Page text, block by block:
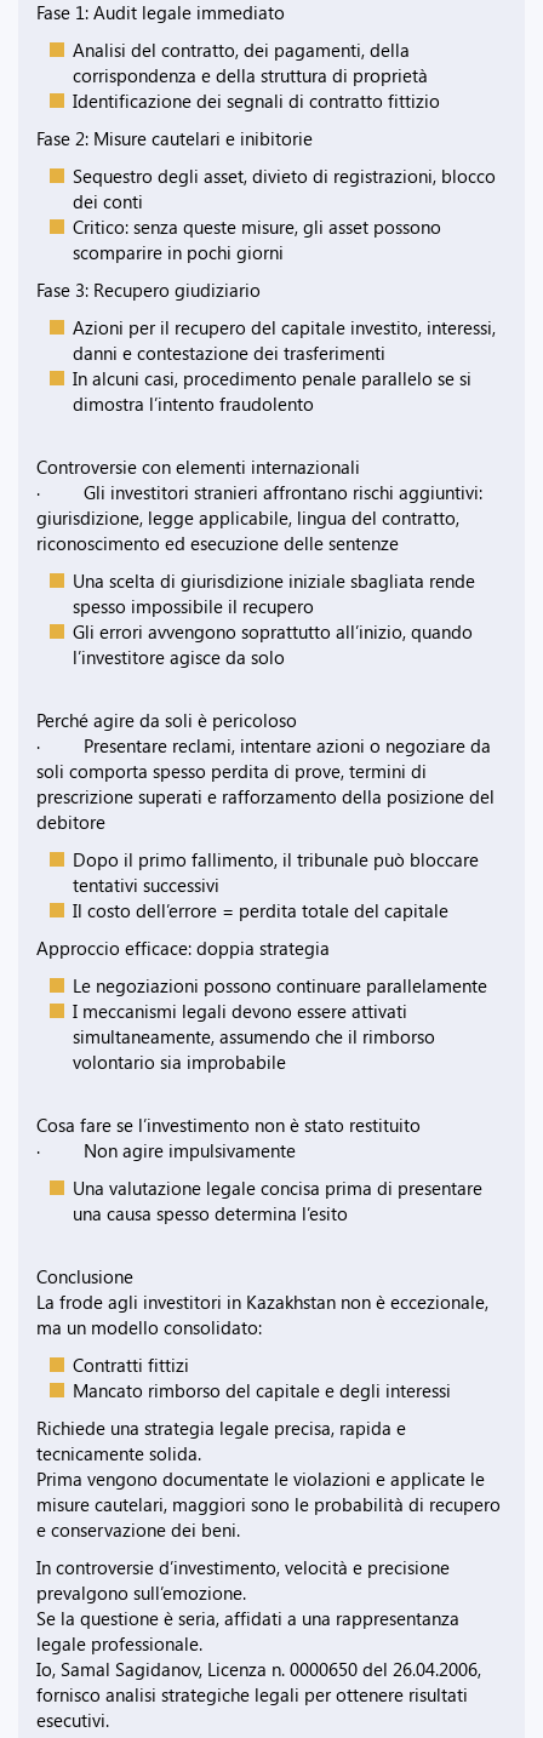
Fase 1: Audit legale immediato
Analisi del contratto, dei pagamenti, della
corrispondenza e della struttura di proprietà
Identificazione dei segnali di contratto fittizio
Fase 2: Misure cautelari e inibitorie
Sequestro degli asset, divieto di registrazioni, blocco
dei conti
Critico: senza queste misure, gli asset possono
scomparire in pochi giorni
Fase 3: Recupero giudiziario
Azioni per il recupero del capitale investito, interessi,
danni e contestazione dei trasferimenti
In alcuni casi, procedimento penale parallelo se si
dimostra l’intento fraudolento
Controversie con elementi internazionali
· Gli investitori stranieri affrontano rischi aggiuntivi:
giurisdizione, legge applicabile, lingua del contratto,
riconoscimento ed esecuzione delle sentenze
Una scelta di giurisdizione iniziale sbagliata rende
spesso impossibile il recupero
Gli errori avvengono soprattutto all’inizio, quando
l’investitore agisce da solo
Perché agire da soli è pericoloso
· Presentare reclami, intentare azioni o negoziare da
soli comporta spesso perdita di prove, termini di
prescrizione superati e rafforzamento della posizione del
debitore
Dopo il primo fallimento, il tribunale può bloccare
tentativi successivi
Il costo dell’errore = perdita totale del capitale
Approccio efficace: doppia strategia
Le negoziazioni possono continuare parallelamente
I meccanismi legali devono essere attivati
simultaneamente, assumendo che il rimborso
volontario sia improbabile
Cosa fare se l’investimento non è stato restituito
· Non agire impulsivamente
Una valutazione legale concisa prima di presentare
una causa spesso determina l’esito
Conclusione
La frode agli investitori in Kazakhstan non è eccezionale,
ma un modello consolidato:
Contratti fittizi
Mancato rimborso del capitale e degli interessi
Richiede una strategia legale precisa, rapida e
tecnicamente solida.
Prima vengono documentate le violazioni e applicate le
misure cautelari, maggiori sono le probabilità di recupero
e conservazione dei beni.
In controversie d’investimento, velocità e precisione
prevalgono sull’emozione.
Se la questione è seria, affidati a una rappresentanza
legale professionale.
Io, Samal Sagidanov, Licenza n. 0000650 del 26.04.2006,
fornisco analisi strategiche legali per ottenere risultati
esecutivi.